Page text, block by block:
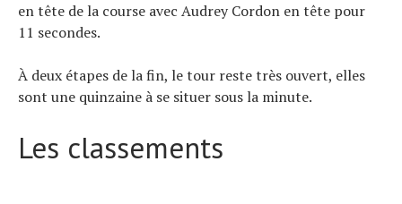
en tête de la course avec Audrey Cordon en tête pour
11 secondes.
À deux étapes de la fin, le tour reste très ouvert, elles
sont une quinzaine à se situer sous la minute.
Les classements